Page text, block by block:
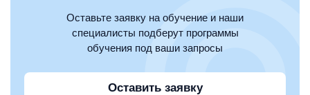
Оставьте заявку на обучение и наши
специалисты подберут программы
обучения под ваши запросы
Оставить заявку